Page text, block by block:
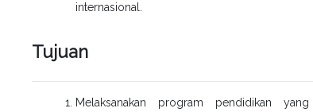
internasional.
Tujuan
Melaksanakan program pendidikan yang